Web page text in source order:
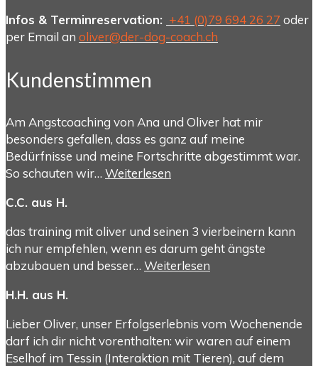
Infos & Terminreservation: +41 (0)79 694 26 27 oder
per Email an oliver@der-dog-coach.ch
Kundenstimmen
Am Angstcoaching von Ana und Oliver hat mir
besonders gefallen, dass es ganz auf meine
Bedürfnisse und meine Fortschritte abgestimmt war.
So schauten wir… Weiterlesen
C.C. aus H.
das training mit oliver und seinen 3 vierbeinern kann
ich nur empfehlen, wenn es darum geht ängste
abzubauen und besser… Weiterlesen
H.H. aus H.
Lieber Oliver, unser Erfolgserlebnis vom Wochenende
darf ich dir nicht vorenthalten: wir waren auf einem
Eselhof im Tessin (Interaktion mit Tieren), auf dem